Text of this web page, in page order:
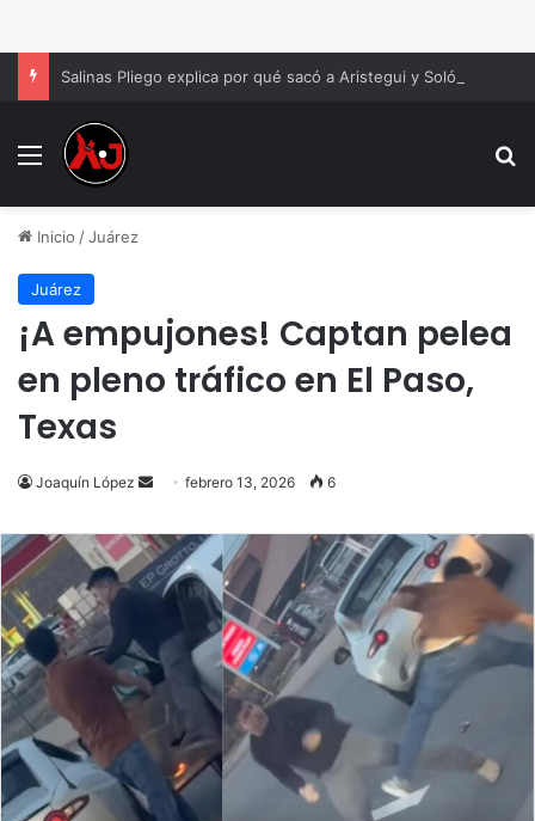
Menu
Inicio /Juárez
Juárez
¡A empujones! Captan pelea
en pleno tráfico en El Paso,
Texas
Joaquín López
Send
email
febrero 13, 2026 6